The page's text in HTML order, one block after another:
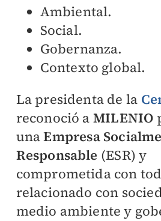
Ambiental.
Social.
Gobernanza.
Contexto global.
La presidenta de la
reconoció a MILENIO
unaEmpresa
Responsable (ESR) y
comprometida con
relacionado con
medio ambiente y